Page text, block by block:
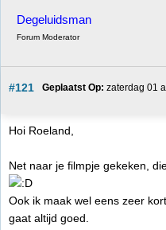
Degeluidsman
Forum Moderator
#121 Geplaatst Op: zaterdag 01
Hoi Roeland,
Net naar je filmpje gekeken,
Ook ik maak wel eens zeer
gaat altijd goed.